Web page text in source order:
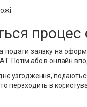
подати заявку на
Потім або в онлайн
узгодження,
переходить в